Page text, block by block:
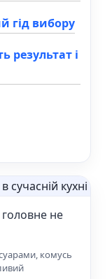
гід вибору
результат і
не
комусь